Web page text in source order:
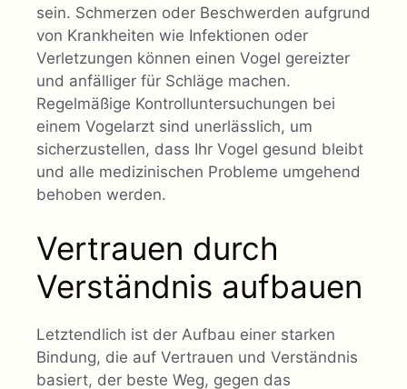
sein. Schmerzen oder Beschwerden aufgrund
von Krankheiten wie Infektionen oder
Verletzungen können einen Vogel gereizter
und anfälliger für Schläge machen.
Regelmäßige Kontrolluntersuchungen bei
einem Vogelarzt sind unerlässlich, um
sicherzustellen, dass Ihr Vogel gesund bleibt
und alle medizinischen Probleme umgehend
behoben werden.
Vertrauen durch
Verständnis aufbauen
Letztendlich ist der Aufbau einer starken
Bindung, die auf Vertrauen und Verständnis
basiert, der beste Weg, gegen das